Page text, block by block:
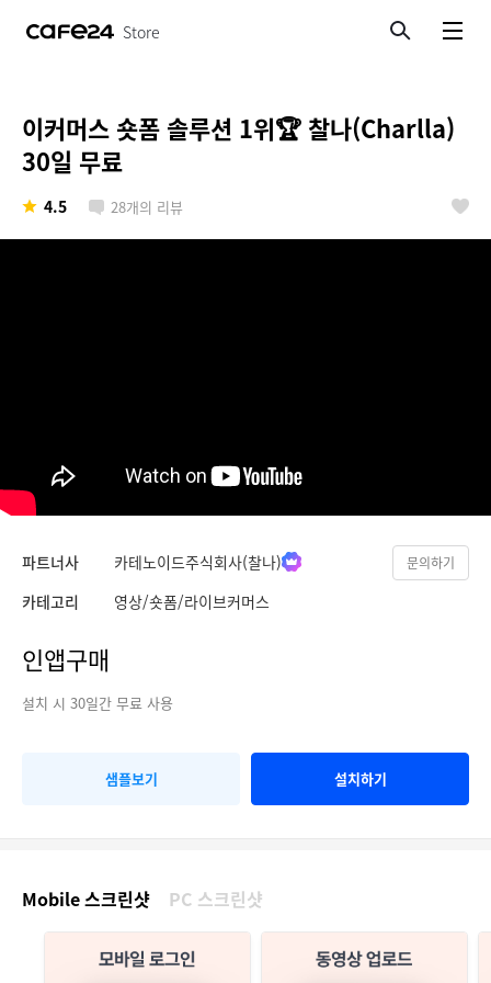
Store
이커머스 숏폼 솔루션 1위🏆 찰나(Charlla)
30일 무료
4.5 28개의 리뷰
파트너사 카테노이드주식회사(찰나) 문의하기
카테고리 영상/숏폼/라이브커머스
인앱구매
설치 시 30일간 무료 사용
샘플보기 설치하기
Mobile 스크린샷 PC 스크린샷